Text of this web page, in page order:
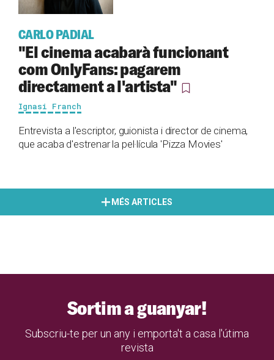
CARLO PADIAL
"El cinema acabarà funcionant
com OnlyFans: pagarem
directament a l'artista"
Ignasi Franch
Entrevista a l'escriptor, guionista i director de cinema,
que acaba d'estrenar la pel·lícula 'Pizza Movies'
MÉS ARTICLES
Sortim a guanyar!
Subscriu-te per un any i emporta't a casa l'útima
revista